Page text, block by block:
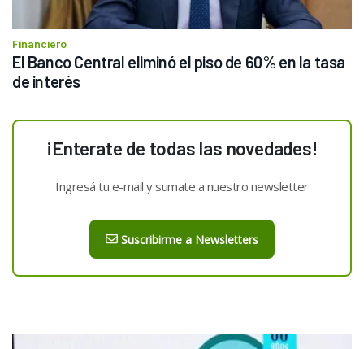
Financiero
El Banco Central eliminó el piso de 60% en la tasa
de interés
¡Enterate de todas las novedades!
Ingresá tu e-mail y sumate a nuestro newsletter
Suscribirme a Newsletters